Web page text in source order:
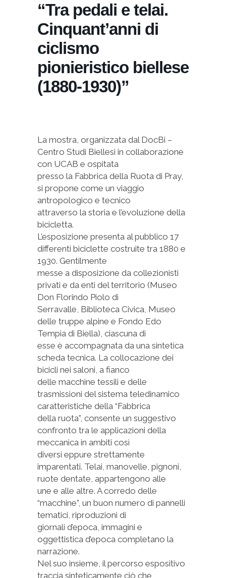
“Tra pedali e telai.
Cinquant’anni di
ciclismo
pionieristico biellese
(1880-1930)”
La mostra, organizzata dal DocBi –
Centro Studi Biellesi in collaborazione
con UCAB e ospitata
presso la Fabbrica della Ruota di Pray,
si propone come un viaggio
antropologico e tecnico
attraverso la storia e l’evoluzione della
bicicletta.
L’esposizione presenta al pubblico 17
differenti biciclette costruite tra 1880 e
1930. Gentilmente
messe a disposizione da collezionisti
privati e da enti del territorio (Museo
Don Florindo Piolo di
Serravalle, Biblioteca Civica, Museo
delle truppe alpine e Fondo Edo
Tempia di Biella), ciascuna di
esse è accompagnata da una sintetica
scheda tecnica. La collocazione dei
bicicli nei saloni, a fianco
delle macchine tessili e delle
trasmissioni del sistema teledinamico
caratteristiche della “Fabbrica
della ruota”, consente un suggestivo
confronto tra le applicazioni della
meccanica in ambiti così
diversi eppure strettamente
imparentati. Telai, manovelle, pignoni,
ruote dentate, appartengono alle
une e alle altre. A corredo delle
“macchine”, un buon numero di pannelli
tematici, riproduzioni di
giornali d’epoca, immagini e
oggettistica d’epoca completano la
narrazione.
Nel suo insieme, il percorso espositivo
traccia sinteticamente ciò che